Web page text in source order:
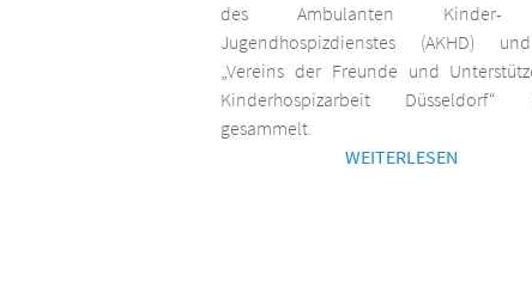
des Ambulanten Kinder-
Jugendhospizdienstes (AKHD)
„Vereins der Freunde und
Kinderhospizarbeit Düsseldorf“
gesammelt.
WEITERLESEN